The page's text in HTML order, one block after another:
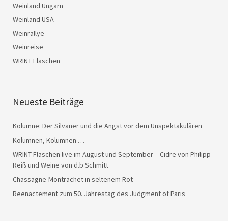
Weinland Ungarn
Weinland USA
Weinrallye
Weinreise
WRINT Flaschen
Neueste Beiträge
Kolumne: Der Silvaner und die Angst vor dem Unspektakulären
Kolumnen, Kolumnen …
WRINT Flaschen live im August und September – Cidre von Philipp
Reiß und Weine von d.b Schmitt
Chassagne-Montrachet in seltenem Rot
Reenactement zum 50. Jahrestag des Judgment of Paris